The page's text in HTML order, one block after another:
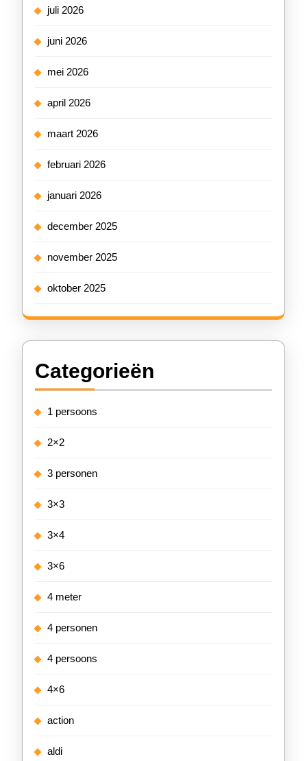
juli 2026
juni 2026
mei 2026
april 2026
maart 2026
februari 2026
januari 2026
december 2025
november 2025
oktober 2025
Categorieën
1 persoons
2×2
3 personen
3×3
3×4
3×6
4 meter
4 personen
4 persoons
4×6
action
aldi